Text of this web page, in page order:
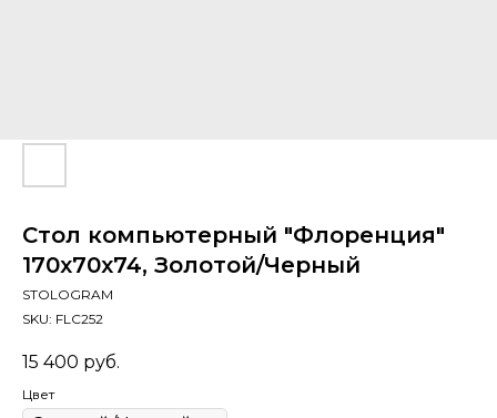
Стол компьютерный "Флоренция"
170х70х74, Золотой/Черный
STOLOGRAM
SKU: FLC252
15 400 руб.
Цвет